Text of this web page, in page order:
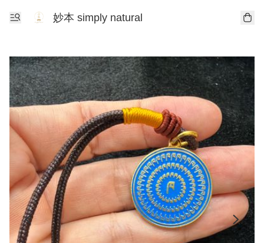
妙本 simply natural